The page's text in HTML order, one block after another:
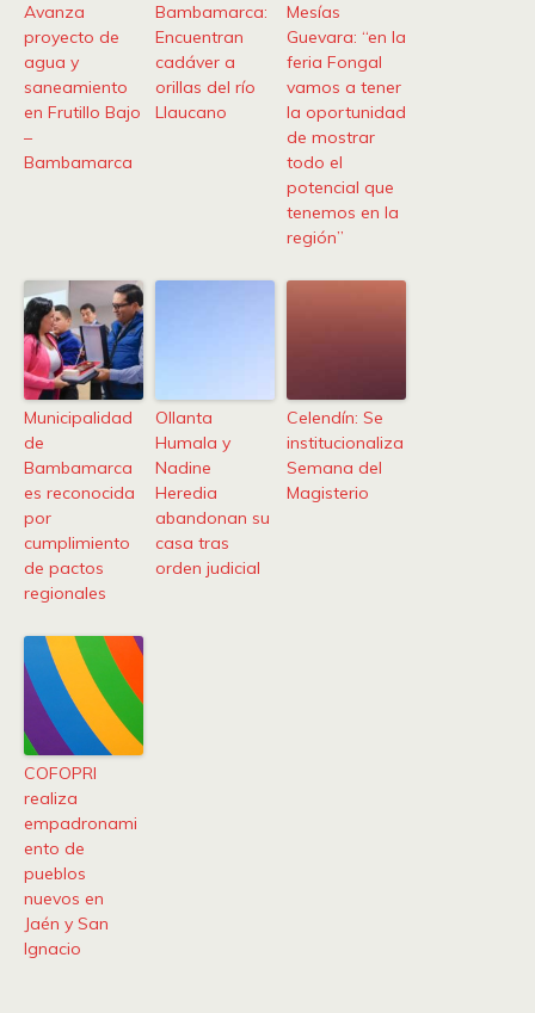
Avanza
proyecto de
agua y
saneamiento
en Frutillo Bajo
–
Bambamarca
Bambamarca:
Encuentran
cadáver a
orillas del río
Llaucano
Mesías
Guevara: “en la
feria Fongal
vamos a tener
la oportunidad
de mostrar
todo el
potencial que
tenemos en la
región”
Municipalidad
de
Bambamarca
es reconocida
por
cumplimiento
de pactos
regionales
Ollanta
Humala y
Nadine
Heredia
abandonan su
casa tras
orden judicial
Celendín: Se
institucionaliza
Semana del
Magisterio
COFOPRI
realiza
empadronami
ento de
pueblos
nuevos en
Jaén y San
Ignacio